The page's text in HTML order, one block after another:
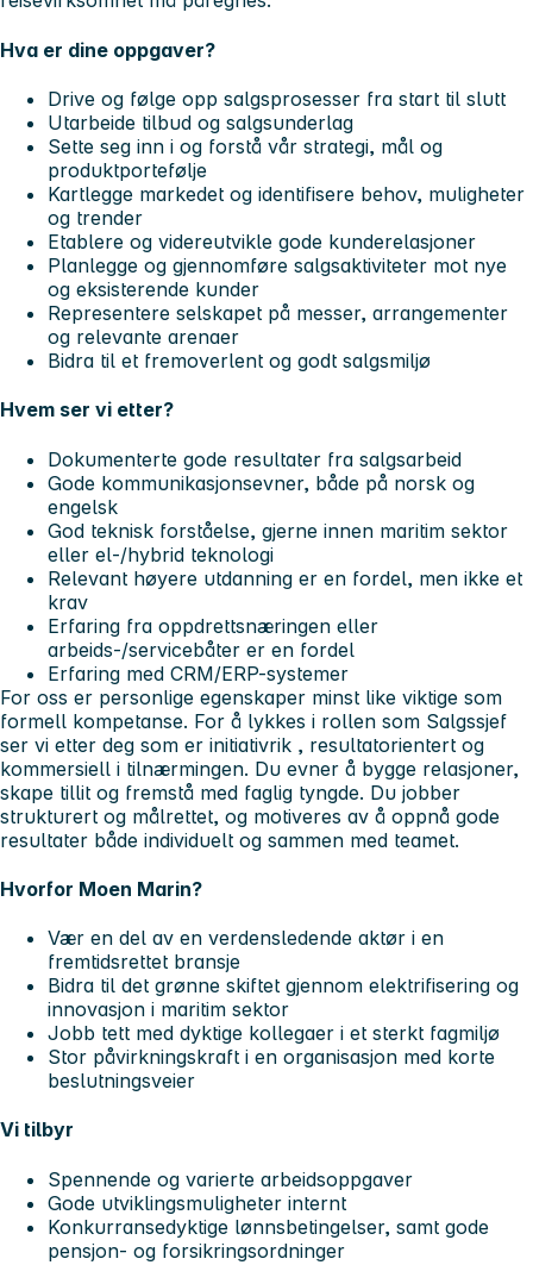
Hva er dine oppgaver?
Drive og følge opp salgsprosesser fra start til slutt
Utarbeide tilbud og salgsunderlag
Sette seg inn i og forstå vår strategi, mål og
produktportefølje
Kartlegge markedet og identifisere behov, muligheter
og trender
Etablere og videreutvikle gode kunderelasjoner
Planlegge og gjennomføre salgsaktiviteter mot nye
og eksisterende kunder
Representere selskapet på messer, arrangementer
og relevante arenaer
Bidra til et fremoverlent og godt salgsmiljø
Hvem ser vi etter?
Dokumenterte gode resultater fra salgsarbeid
Gode kommunikasjonsevner, både på norsk og
engelsk
God teknisk forståelse, gjerne innen maritim sektor
eller el-/hybrid teknologi
Relevant høyere utdanning er en fordel, men ikke et
krav
Erfaring fra oppdrettsnæringen eller
arbeids-/servicebåter er en fordel
Erfaring med CRM/ERP-systemer
For oss er personlige egenskaper minst like viktige som
formell kompetanse. For å lykkes i rollen som Salgssjef
ser vi etter deg som er initiativrik , resultatorientert og
kommersiell i tilnærmingen. Du evner å bygge relasjoner,
skape tillit og fremstå med faglig tyngde. Du jobber
strukturert og målrettet, og motiveres av å oppnå gode
resultater både individuelt og sammen med teamet.
Hvorfor Moen Marin?
Vær en del av en verdensledende aktør i en
fremtidsrettet bransje
Bidra til det grønne skiftet gjennom elektrifisering og
innovasjon i maritim sektor
Jobb tett med dyktige kollegaer i et sterkt fagmiljø
Stor påvirkningskraft i en organisasjon med korte
beslutningsveier
Vi tilbyr
Spennende og varierte arbeidsoppgaver
Gode utviklingsmuligheter internt
Konkurransedyktige lønnsbetingelser, samt gode
pensjon- og forsikringsordninger